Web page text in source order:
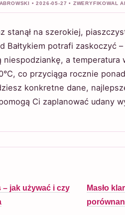
• 2026-05-27 • ZWERYFIKOWAL
stanął na szerokiej,
Bałtykiem potrafi zaskoczyć –
niespodziankę, a temperatura
co przyciąga rocznie
konkretne dane,
Ci zaplanować udany
– jak używać i czy
Masło